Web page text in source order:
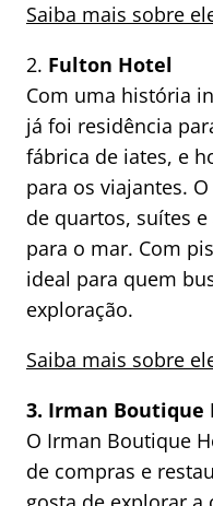
Saiba mais sobre
2. Fulton Hotel
Com uma história
já foi residência
fábrica de iates, e
para os viajantes.
de quartos, suítes
para o mar. Com
ideal para quem
exploração.
Saiba mais sobre
3. Irman Boutique
O Irman Boutique
de compras e